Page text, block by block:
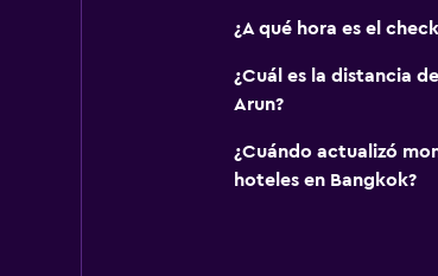
¿A qué hora es el
¿Cuál es la distancia
Arun?
¿Cuándo actualizó
hoteles en Bangkok?